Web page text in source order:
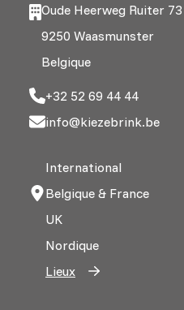
Oude Heerweg Ruiter 73
9250 Waasmunster
Belgique
+32 52 69 44 44
info@kiezebrink.be
International
Belgique & France
UK
Nordique
Lieux